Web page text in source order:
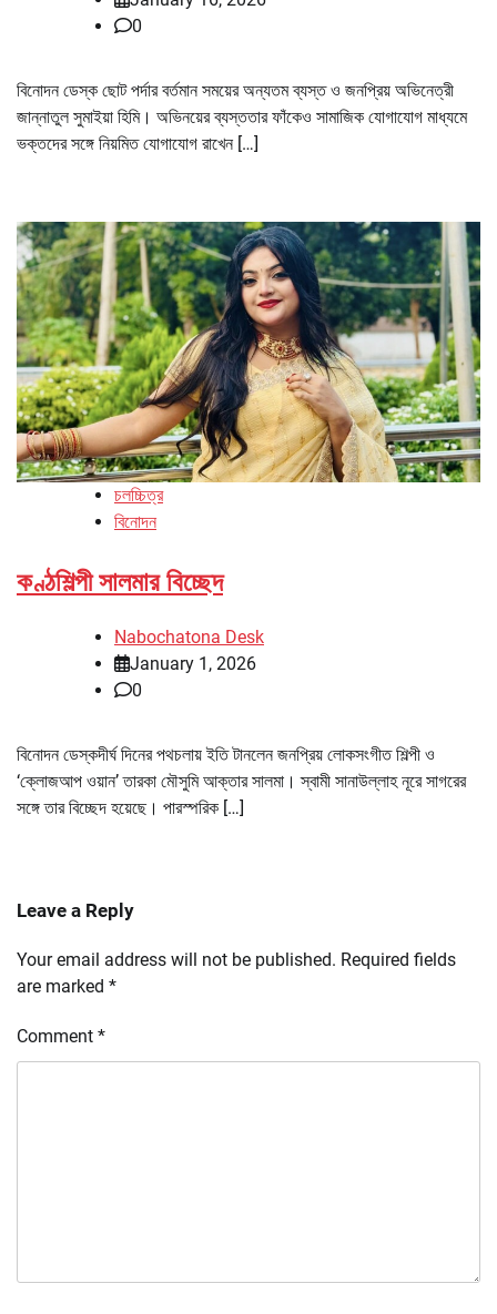
0
বিনোদন ডেস্ক ছোট পর্দার বর্তমান সময়ের অন্যতম ব্যস্ত ও জনপ্রিয় অভিনেত্রী
জান্নাতুল সুমাইয়া হিমি। অভিনয়ের ব্যস্ততার ফাঁকেও সামাজিক যোগাযোগ মাধ্যমে
ভক্তদের সঙ্গে নিয়মিত যোগাযোগ রাখেন […]
চলচ্চিত্র
বিনোদন
কণ্ঠশিল্পী সালমার বিচ্ছেদ
Nabochatona Desk
January 1, 2026
0
বিনোদন ডেস্কদীর্ঘ দিনের পথচলায় ইতি টানলেন জনপ্রিয় লোকসংগীত শিল্পী ও
‘ক্লোজআপ ওয়ান’ তারকা মৌসুমি আক্তার সালমা। স্বামী সানাউল্লাহ নূরে সাগরের
সঙ্গে তার বিচ্ছেদ হয়েছে। পারস্পরিক […]
Leave a Reply
Your email address will not be published. Required fields
are marked *
Comment *